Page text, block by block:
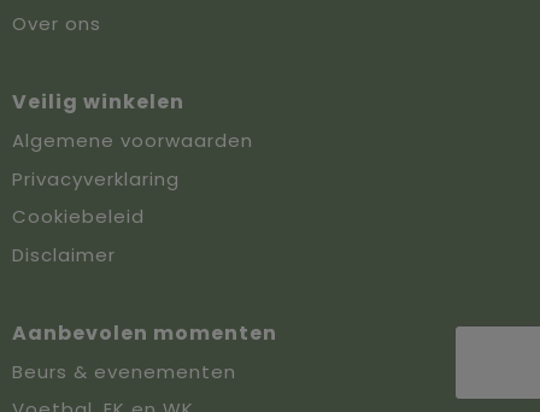
Over ons
Veilig winkelen
Algemene voorwaarden
Privacyverklaring
Cookiebeleid
Disclaimer
Aanbevolen momenten
Beurs & evenementen